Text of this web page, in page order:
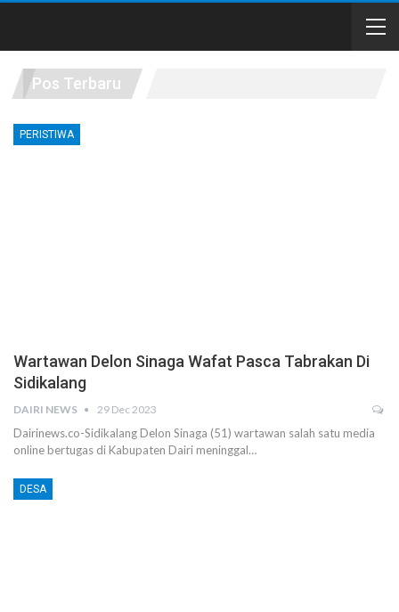
Pos Terbaru
PERISTIWA
Wartawan Delon Sinaga Wafat Pasca Tabrakan Di
Sidikalang
DAIRI NEWS 29 Dec 2023
Dairinews.co-Sidikalang Delon Sinaga (51) wartawan salah satu media
online bertugas di Kabupaten Dairi meninggal…
DESA